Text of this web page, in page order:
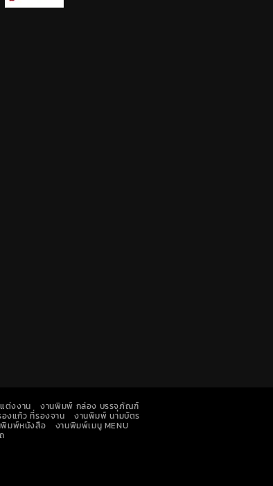
ต่งงาน งานพิมพ์ กล่อง บรรจุภัณฑ์
งแก้ว ที่รองจาน งานพิมพ์ นามบัตร
พิมพ์หนังสือ งานพิมพ์เมนู MENU